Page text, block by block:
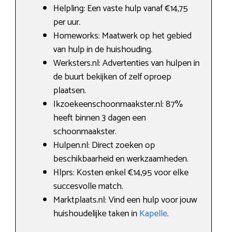
Helpling: Een vaste hulp vanaf €14,75
per uur.
Homeworks: Maatwerk op het gebied
van hulp in de huishouding.
Werksters.nl: Advertenties van hulpen in
de buurt bekijken of zelf oproep
plaatsen.
Ikzoekeenschoonmaakster.nl: 87%
heeft binnen 3 dagen een
schoonmaakster.
Hulpen.nl: Direct zoeken op
beschikbaarheid en werkzaamheden.
Hlprs: Kosten enkel €14,95 voor elke
succesvolle match.
Marktplaats.nl: Vind een hulp voor jouw
huishoudelijke taken inKapelle.